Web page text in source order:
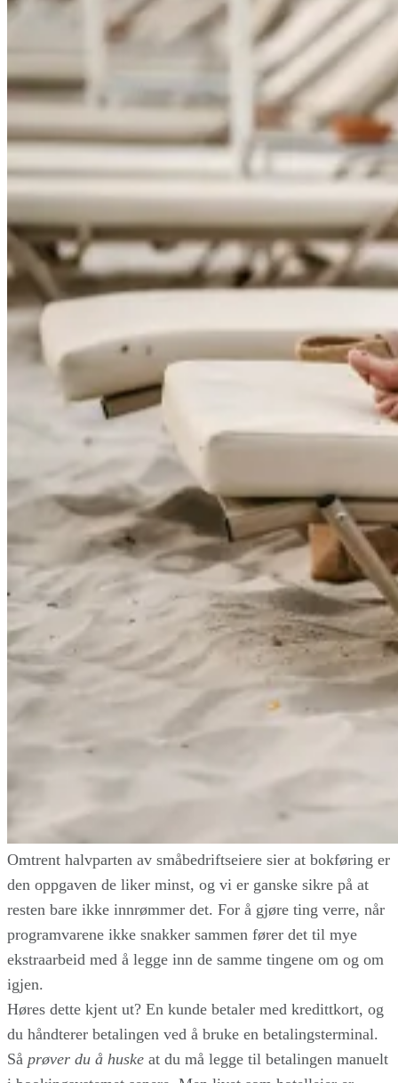
Omtrent halvparten av småbedriftseiere sier at bokføring er
den oppgaven de liker minst, og vi er ganske sikre på at
resten bare ikke innrømmer det. For å gjøre ting verre, når
programvarene ikke snakker sammen fører det til mye
ekstraarbeid med å legge inn de samme tingene om og om
igjen.
Høres dette kjent ut? En kunde betaler med kredittkort, og
du håndterer betalingen ved å bruke en betalingsterminal.
Så prøver du å huske at du må legge til betalingen manuelt